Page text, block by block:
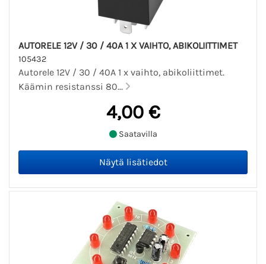
AUTORELE 12V / 30 / 40A 1 X VAIHTO, ABIKOLIITTIMET
105432
Autorele 12V / 30 / 40A 1 x vaihto, abikoliittimet.
Käämin resistanssi 80...
4,00 €
Saatavilla